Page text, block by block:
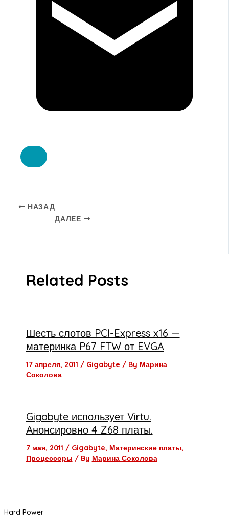
НАЗАД
ДАЛЕЕ
Related Posts
Шесть слотов PCI-Express x16 —
материнка P67 FTW от EVGA
17 апреля, 2011 / Gigabyte / By Марина
Соколова
Gigabyte использует Virtu.
Анонсировно 4 Z68 платы.
7 мая, 2011 / Gigabyte, Материнские платы,
Процессоры / By Марина Соколова
Hard Power